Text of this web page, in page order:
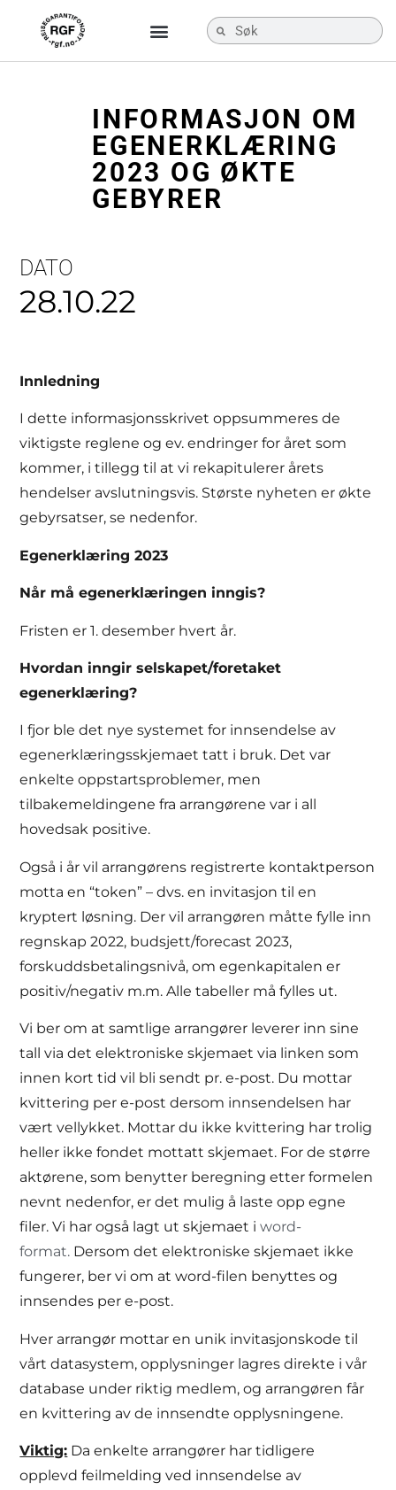
INFORMASJON OM
EGENERKLÆRING
2023 OG ØKTE
GEBYRER
DATO
28.10.22
Innledning
I dette informasjonsskrivet oppsummeres de
viktigste reglene og ev. endringer for året som
kommer, i tillegg til at vi rekapitulerer årets
hendelser avslutningsvis. Største nyheten er økte
gebyrsatser, se nedenfor.
Egenerklæring 2023
Når må egenerklæringen inngis?
Fristen er 1. desember hvert år.
Hvordan inngir selskapet/foretaket
egenerklæring?
I fjor ble det nye systemet for innsendelse av
egenerklæringsskjemaet tatt i bruk. Det var
enkelte oppstartsproblemer, men
tilbakemeldingene fra arrangørene var i all
hovedsak positive.
Også i år vil arrangørens registrerte kontaktperson
motta en “token” – dvs. en invitasjon til en
kryptert løsning. Der vil arrangøren måtte fylle inn
regnskap 2022, budsjett/forecast 2023,
forskuddsbetalingsnivå, om egenkapitalen er
positiv/negativ m.m. Alle tabeller må fylles ut.
Vi ber om at samtlige arrangører leverer inn sine
tall via det elektroniske skjemaet via linken som
innen kort tid vil bli sendt pr. e-post. Du mottar
kvittering per e-post dersom innsendelsen har
vært vellykket. Mottar du ikke kvittering har trolig
heller ikke fondet mottatt skjemaet. For de større
aktørene, som benytter beregning etter formelen
nevnt nedenfor, er det mulig å laste opp egne
filer. Vi har også lagt ut skjemaet iword-
format. Dersom det elektroniske skjemaet ikke
fungerer, ber vi om at word-filen benyttes og
innsendes per e-post.
Hver arrangør mottar en unik invitasjonskode til
vårt datasystem, opplysninger lagres direkte i vår
database under riktig medlem, og arrangøren får
en kvittering av de innsendte opplysningene.
Viktig: Da enkelte arrangører har tidligere
opplevd feilmelding ved innsendelse av